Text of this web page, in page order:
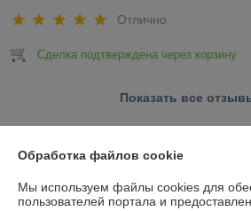
Отлично
Сделка подтверждена через корзину
Показать все
О нас
Контакты
Обработка файлов cookie
Мы используем файлы cookies для
пользователей портала и